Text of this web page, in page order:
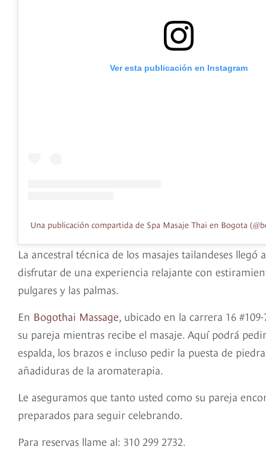
Ver esta publicación en Instagram
Una publicación compartida de Spa Masaje Thai en Bogota
La ancestral técnica de los masajes tailandeses
disfrutar de una experiencia relajante con
pulgares y las palmas.
En Bogothai Massage , ubicado en la carrera 16
su pareja mientras recibe el masaje. Aquí podrá
espalda, los brazos e incluso pedir la puesta de
añadiduras de la aromaterapia.
Le aseguramos que tanto usted como su pareja
preparados para seguir celebrando.
Para reservas llame al: 310 299 2732.